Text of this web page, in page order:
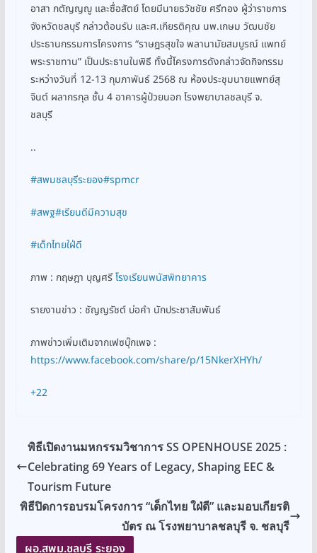
อาสา กตัญญญู และซื่อสัตย์ โดยมีนายธวัชชัย ศรีทอง ผู้ว่าราชการ
จังหวัดชลบุรี กล่าวต้อนรับ และศ.เกียรติคุณ นพ.เกษม วัฒนชัย
ประธานกรรมการโครงการ “ราษฎรสุขใจ พลานามัยสมบูรณ์ แพทย์
พระราชทาน” เป็นประธานในพิธี ทั้งนี้โครงการดังกล่าวจัดกิจกรรม
ระหว่างวันที่ 12-13 กุมภาพันธ์ 2568 ณ ห้องประชุมนายแพทย์สุ
จินต์ ผลากรกุล ชั้น 4 อาคารผู้ป่วยนอก โรงพยาบาลชลบุรี จ.
ชลบุรี
..
#สพมชลบุรีระยอง#spmcr
#สพฐ#เรียนดีมีความสุข
#เด็กไทยใฝ่ดี
ภาพ : กฤษฎา บุญศรีโรงเรียนพนัสพิทยาคาร
รายงานข่าว : ชัญญรัชต์ บ่อคำ นักประชาสัมพันธ์
ภาพข่าวเพิ่มเติมจากเฟซบุ๊กเพจ :
https://www.facebook.com/share/p/15NkerXHYh/
+22
พิธีเปิดงานมหกรรมวิชาการ SS OPENHOUSE 2025 :
Celebrating 69 Years of Legacy, Shaping EEC &
Tourism Future
พิธีปิดการอบรมโครงการ “เด็กไทย ใฝ่ดี” และมอบเกียรติ
บัตร ณ โรงพยาบาลชลบุรี จ. ชลบุรี
ผอ.สพม.ชลบุรี ระยอง